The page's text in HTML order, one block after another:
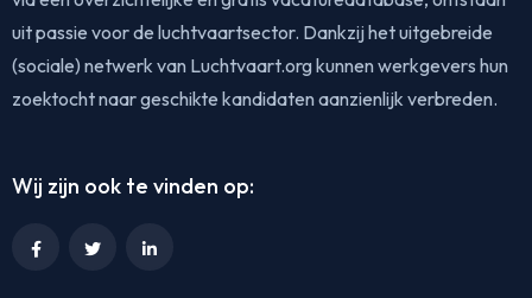
uit passie voor de luchtvaartsector. Dankzij het uitgebreide
(sociale) netwerk van Luchtvaart.org kunnen werkgevers hun
zoektocht naar geschikte kandidaten aanzienlijk verbreden.
Wij zijn ook te vinden op: